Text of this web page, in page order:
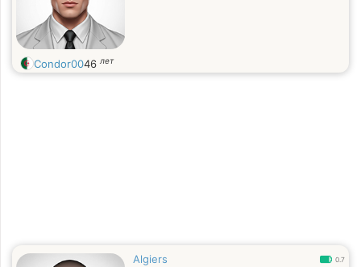
Condor0046 лет
Algiers 0.7